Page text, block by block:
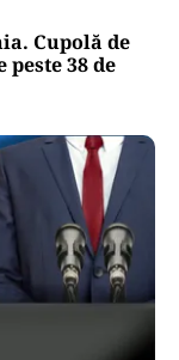
Cupolă de
38 de